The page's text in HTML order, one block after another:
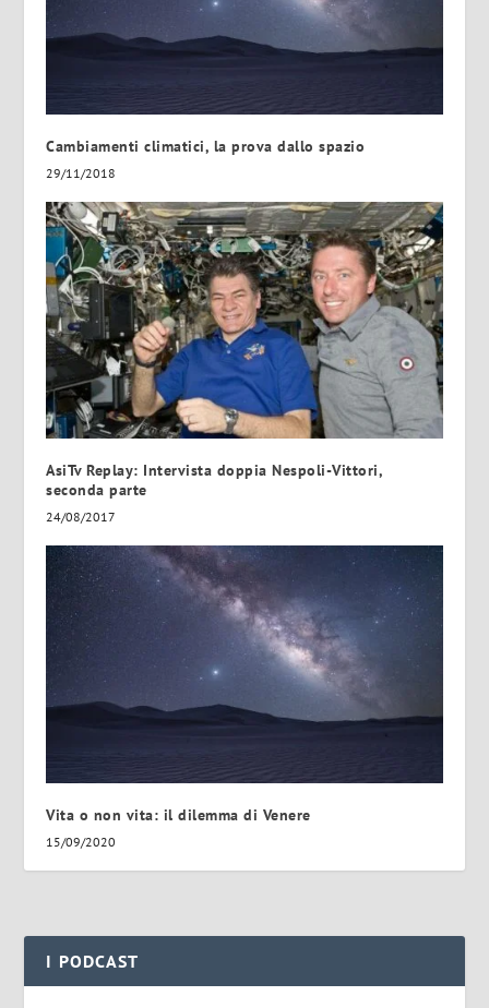
Cambiamenti climatici, la prova dallo spazio
29/11/2018
AsiTv Replay: Intervista doppia Nespoli-Vittori,
seconda parte
24/08/2017
Vita o non vita: il dilemma di Venere
15/09/2020
I PODCAST